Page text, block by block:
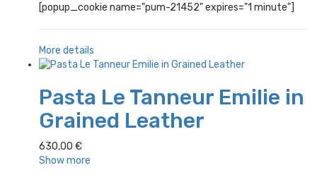
[popup_cookie name="pum-21452" expires="1 minute"]
More details
Pasta Le Tanneur Emilie in
Grained Leather
630,00 €
Show more